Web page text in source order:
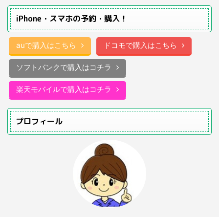
iPhone・スマホの予約・購入！
auで購入はこちら ドコモで購入はこちら
ソフトバンクで購入はコチラ
楽天モバイルで購入はコチラ
プロフィール